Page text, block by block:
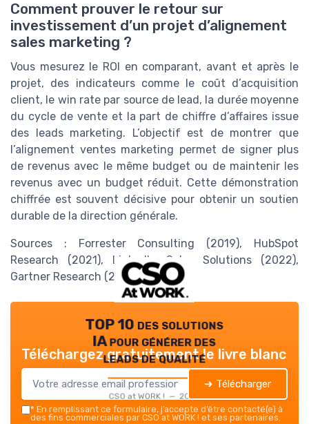
Comment prouver le retour sur
investissement d’un projet d’alignement
sales marketing ?
Vous mesurez le ROI en comparant, avant et après le
projet, des indicateurs comme le coût d’acquisition
client, le win rate par source de lead, la durée moyenne
du cycle de vente et la part de chiffre d’affaires issue
des leads marketing. L’objectif est de montrer que
l’alignement ventes marketing permet de signer plus
de revenus avec le même budget ou de maintenir les
revenus avec un budget réduit. Cette démonstration
chiffrée est souvent décisive pour obtenir un soutien
durable de la direction générale.
Sources : Forrester Consulting (2019), HubSpot
Research (2021), LinkedIn Sales Solutions (2022),
Gartner Research (2020)
TOP 10 des solutions
IA pour générer des
leads de qualité
CSO at WORK ! — 2026
Téléchargez gratuitement le livre blanc
➔ Télécharger
* En remplissant ce formulaire, j’accepte d’être contacté(e) à
des fins commerciales par CSO at WORK ! et ses partenaires.